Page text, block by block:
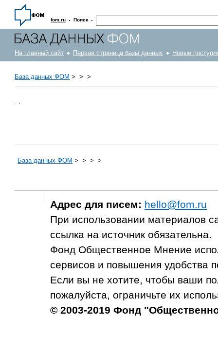
fom.ru · Поиск ·
На главный сайт Первая страница базы данных Новые
База данных ФОМ > > >
База данных ФОМ > > > >
Адрес для писем: hello@fom.ru
При использовании материалов
ссылка на источник обязательна.
Фонд Общественное Мнение
сервисов и повышения удобства
Если вы не хотите, чтобы ваши
пожалуйста, ограничьте их
© 2003-2019 Фонд